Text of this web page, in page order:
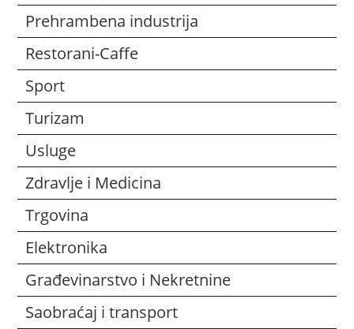
Prehrambena industrija
Restorani-Caffe
Sport
Turizam
Usluge
Zdravlje i Medicina
Trgovina
Elektronika
Građevinarstvo i Nekretnine
Saobraćaj i transport